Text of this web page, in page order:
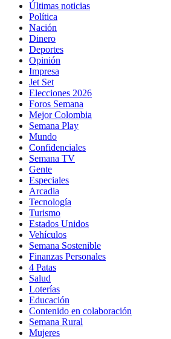
Últimas noticias
Política
Nación
Dinero
Deportes
Opinión
Impresa
Jet Set
Elecciones 2026
Foros Semana
Mejor Colombia
Semana Play
Mundo
Confidenciales
Semana TV
Gente
Especiales
Arcadia
Tecnología
Turismo
Estados Unidos
Vehículos
Semana Sostenible
Finanzas Personales
4 Patas
Salud
Loterías
Educación
Contenido en colaboración
Semana Rural
Mujeres